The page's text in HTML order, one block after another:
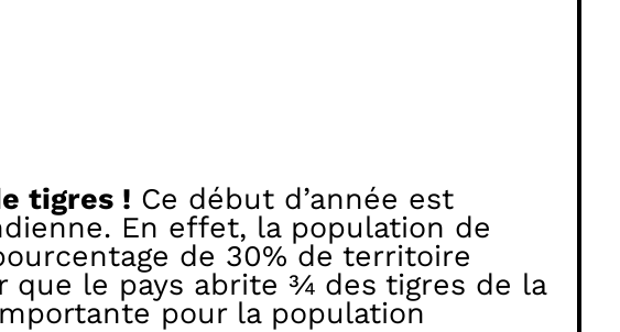
tigres ! Ce début d’année est
En effet, la population de
de 30% de territoire
le pays abrite ¾ des tigres de la
pour la population